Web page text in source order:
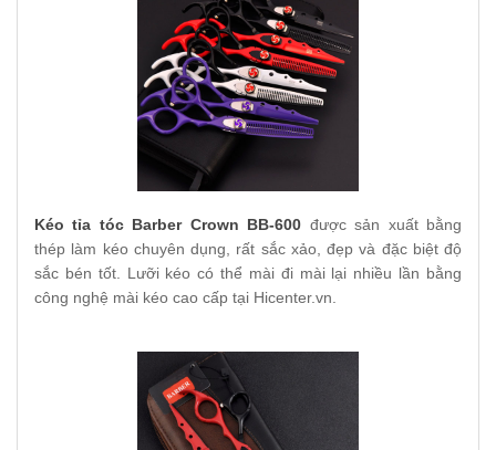
Kéo tỉa tóc Barber Crown BB-600 được sản xuất bằng
thép làm kéo chuyên dụng, rất sắc xảo, đẹp và đặc biệt độ
sắc bén tốt. Lưỡi kéo có thể mài đi mài lại nhiều lần bằng
công nghệ mài kéo cao cấp tại Hicenter.vn.